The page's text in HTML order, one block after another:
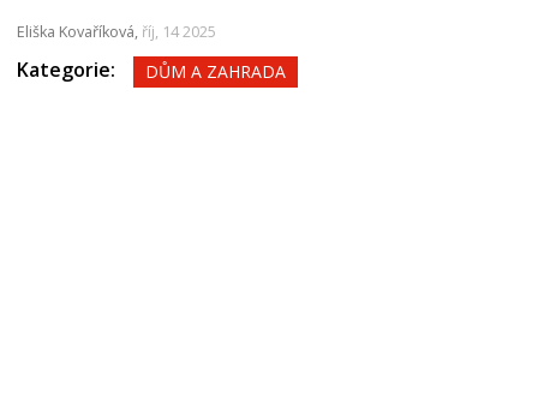
Eliška Kovaříková, říj, 14 2025
Kategorie: DŮM A ZAHRADA